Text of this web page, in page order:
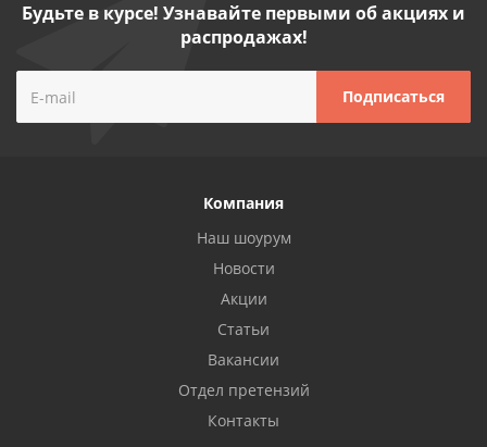
Будьте в курсе! Узнавайте первыми об акциях и
распродажах!
Компания
Наш шоурум
Новости
Акции
Статьи
Вакансии
Отдел претензий
Контакты